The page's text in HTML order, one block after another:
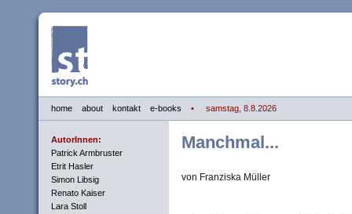
home about kontakt e-books • samstag, 8.8.2026
AutorInnen:
Patrick Armbruster
Etrit Hasler
Simon Libsig
Renato Kaiser
Lara Stoll
Manchmal...
von Franziska Müller